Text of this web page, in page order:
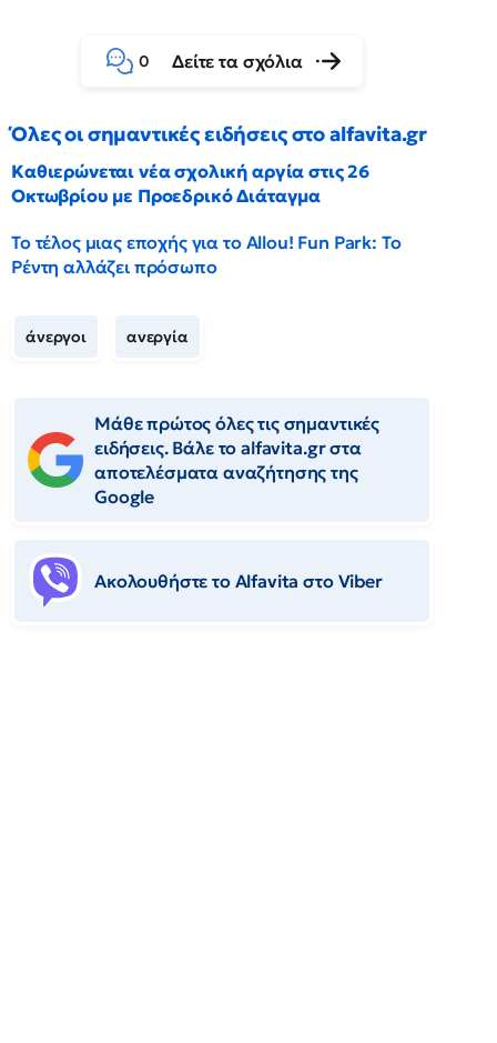
0 Δείτε τα σχόλια
Όλες οι σημαντικές ειδήσεις στο alfavita.gr
Καθιερώνεται νέα σχολική αργία στις 26
Οκτωβρίου με Προεδρικό Διάταγμα
Το τέλος μιας εποχής για το Allou! Fun Park: Το
Ρέντη αλλάζει πρόσωπο
άνεργοι ανεργία
Μάθε πρώτος όλες τις σημαντικές
ειδήσεις. Βάλε το alfavita.gr στα
αποτελέσματα αναζήτησης της
Google
Ακολουθήστε το Αlfavita στο Viber